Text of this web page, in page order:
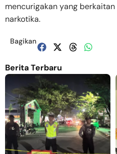
mencurigakan yang
narkotika.
Bagikan
Berita Terbaru